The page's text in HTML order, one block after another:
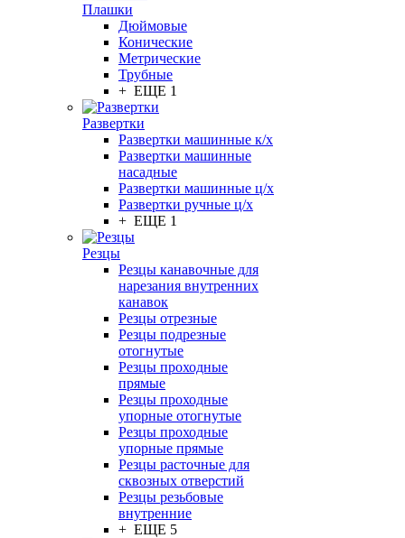
Плашки
Дюймовые
Конические
Метрические
Трубные
+ ЕЩЕ 1
Развертки
Развертки машинные к/х
Развертки машинные
насадные
Развертки машинные ц/х
Развертки ручные ц/х
+ ЕЩЕ 1
Резцы
Резцы канавочные для
нарезания внутренних
канавок
Резцы отрезные
Резцы подрезные
отогнутые
Резцы проходные
прямые
Резцы проходные
упорные отогнутые
Резцы проходные
упорные прямые
Резцы расточные для
сквозных отверстий
Резцы резьбовые
внутренние
+ ЕЩЕ 5